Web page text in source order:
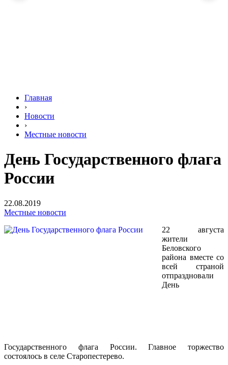
Главная
›
Новости
›
Местные новости
День Государственного флага
России
22.08.2019
Местные новости
22 августа
жители
Беловского
района вместе со
всей страной
отпраздновали
День
Государственного флага России. Главное торжество
состоялось в селе Старопестерево.